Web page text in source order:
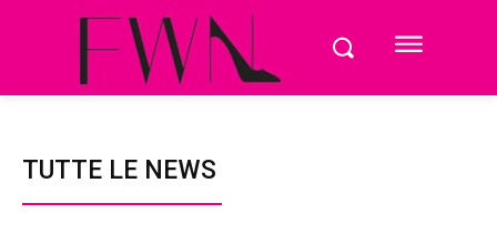
TUTTE LE NEWS